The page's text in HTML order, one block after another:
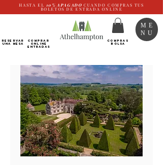
HASTA EL 10% APAGADO CUANDO COMPRAS TUS
BOLETOS DE ENTRADA ONLINE
RESERVAR
UNA MESA
Comprar
ONLINE
Entradas
COMPRAS
BOLSA
ME
NU